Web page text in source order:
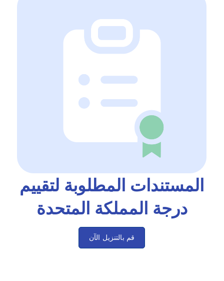
المستندات المطلوبة لتقييم
درجة المملكة المتحدة
قم بالتنزيل الآن